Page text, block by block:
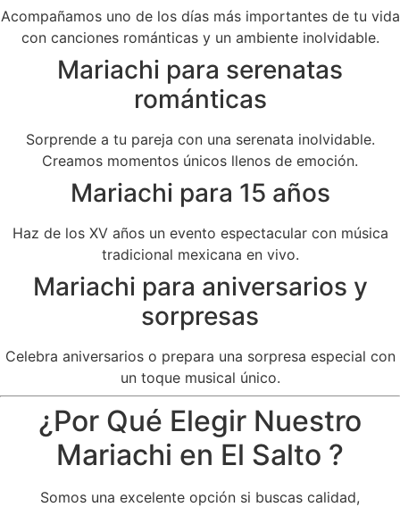
Acompañamos uno de los días más importantes de tu vida
con canciones románticas y un ambiente inolvidable.
Mariachi para serenatas
románticas
Sorprende a tu pareja con una serenata inolvidable.
Creamos momentos únicos llenos de emoción.
Mariachi para 15 años
Haz de los XV años un evento espectacular con música
tradicional mexicana en vivo.
Mariachi para aniversarios y
sorpresas
Celebra aniversarios o prepara una sorpresa especial con
un toque musical único.
¿Por Qué Elegir Nuestro
Mariachi en El Salto ?
Somos una excelente opción si buscas calidad,